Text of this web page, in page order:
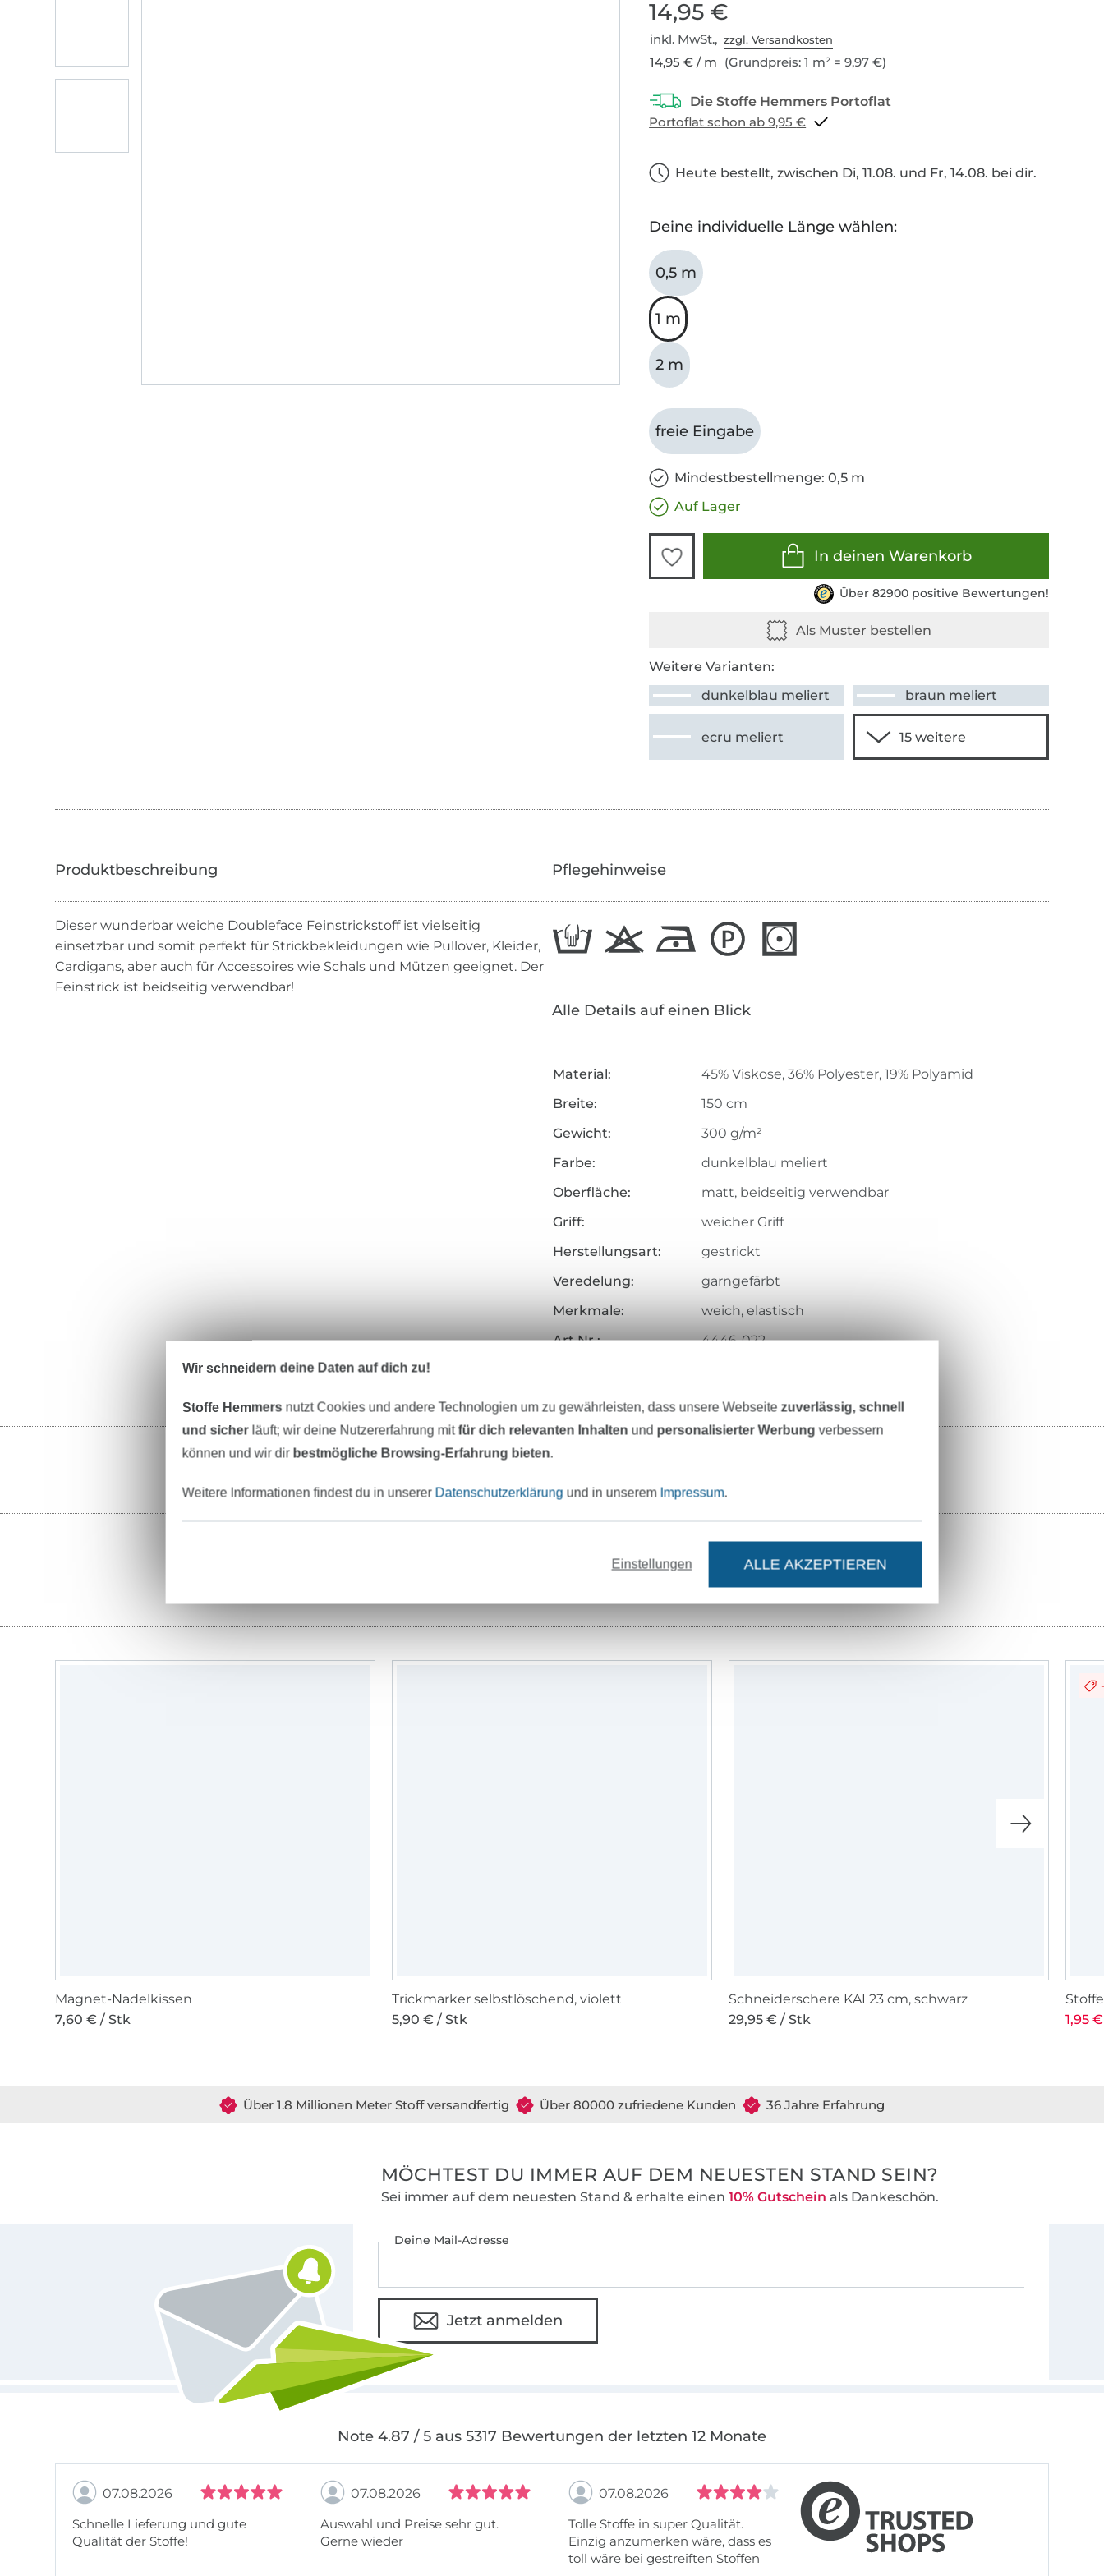
14,95 €
inkl. MwSt.,zzgl. Versandkosten
14,95 € / m (Grundpreis: 1 m² = 9,97 €)
Portoflat schon ab 9,95 €
Heute bestellt, zwischen Di, 11.08. und Fr, 14.08. bei dir.
Deine individuelle Länge wählen:
0,5 m
1 m
2 m
freie Eingabe
Mindestbestellmenge: 0,5 m
Auf Lager
In deinen Warenkorb
Über 82900 positive Bewertungen!
Weitere Varianten:
dunkelblau meliert
braun meliert
ecru meliert
Dieser wunderbar weiche Doubleface Feinstrickstoff ist vielseitig
einsetzbar und somit perfekt für Strickbekleidungen wie Pullover, Kleider,
Cardigans, aber auch für Accessoires wie Schals und Mützen geeignet. Der
Feinstrick ist beidseitig verwendbar!
Pflegehinweise
Alle Details auf einen Blick
Material:
45% Viskose, 36% Polyester, 19% Polyamid
Breite:
150 cm
Gewicht:
300 g/m²
Farbe:
dunkelblau meliert
Oberfläche:
matt, beidseitig verwendbar
Griff:
weicher Griff
Herstellungsart:
gestrickt
Veredelung:
garngefärbt
Merkmale:
weich, elastisch
Art.Nr.:
4446-022
Magnet-Nadelkissen
7,60 € / Stk
Trickmarker selbstlöschend, violett
5,90 € / Stk
Schneiderschere KAI 23 cm, schwarz
29,95 € / Stk
1,95
Über 1.8 Millionen Meter Stoff versandfertig Über 80000 zufriedene Kunden 36 Jahre Erfahrung
MÖCHTEST DU IMMER AUF DEM NEUESTEN STAND SEIN?
Sei immer auf dem neuesten Stand & erhalte einen 10% Gutschein als Dankeschön.
Deine Mail-Adresse
Jetzt anmelden
Note 4.87 / 5 aus 5317 Bewertungen der letzten 12 Monate
07.08.2026
Schnelle Lieferung und gute
Qualität der Stoffe!
07.08.2026
Auswahl und Preise sehr gut.
Gerne wieder
07.08.2026
Tolle Stoffe in super Qualität.
Einzig anzumerken wäre, dass es
toll wäre bei gestreiften Stoffen
Wir schneidern deine Daten auf dich zu!
Stoffe Hemmers nutzt Cookies und andere Technologien um zu gewährleisten, dass unsere Webseitezuverlässig, schnell
und sicherläuft; wir deine Nutzererfahrung mitfür dich relevanten Inhalten und personalisierter Werbung verbessern
können und wir dir bestmögliche Browsing-Erfahrung bieten.
Weitere Informationen findest du in unserer Datenschutzerklärung und in unserem Impressum.
Einstellungen ALLE AKZEPTIEREN